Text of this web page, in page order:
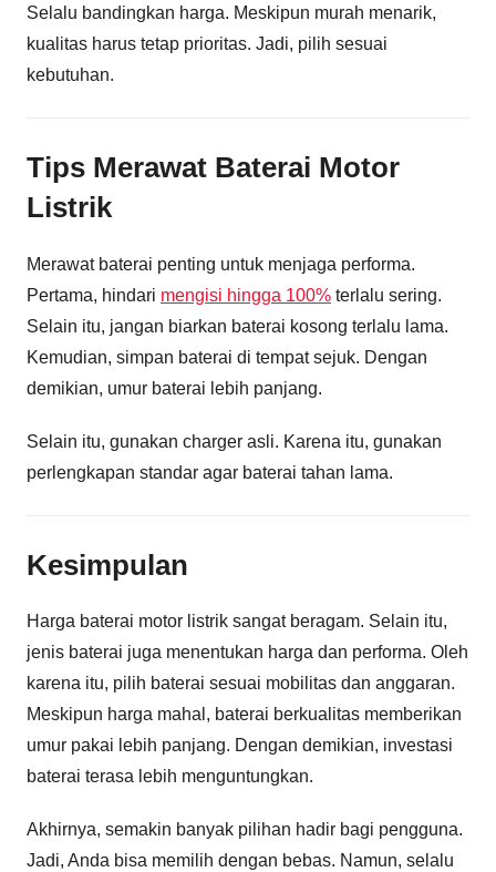
Selalu bandingkan harga. Meskipun murah menarik,
kualitas harus tetap prioritas. Jadi, pilih sesuai
kebutuhan.
Tips Merawat Baterai Motor
Listrik
Merawat baterai penting untuk menjaga performa.
Pertama, hindari mengisi hingga 100% terlalu sering.
Selain itu, jangan biarkan baterai kosong terlalu lama.
Kemudian, simpan baterai di tempat sejuk. Dengan
demikian, umur baterai lebih panjang.
Selain itu, gunakan charger asli. Karena itu, gunakan
perlengkapan standar agar baterai tahan lama.
Kesimpulan
Harga baterai motor listrik sangat beragam. Selain itu,
jenis baterai juga menentukan harga dan performa. Oleh
karena itu, pilih baterai sesuai mobilitas dan anggaran.
Meskipun harga mahal, baterai berkualitas memberikan
umur pakai lebih panjang. Dengan demikian, investasi
baterai terasa lebih menguntungkan.
Akhirnya, semakin banyak pilihan hadir bagi pengguna.
Jadi, Anda bisa memilih dengan bebas. Namun, selalu